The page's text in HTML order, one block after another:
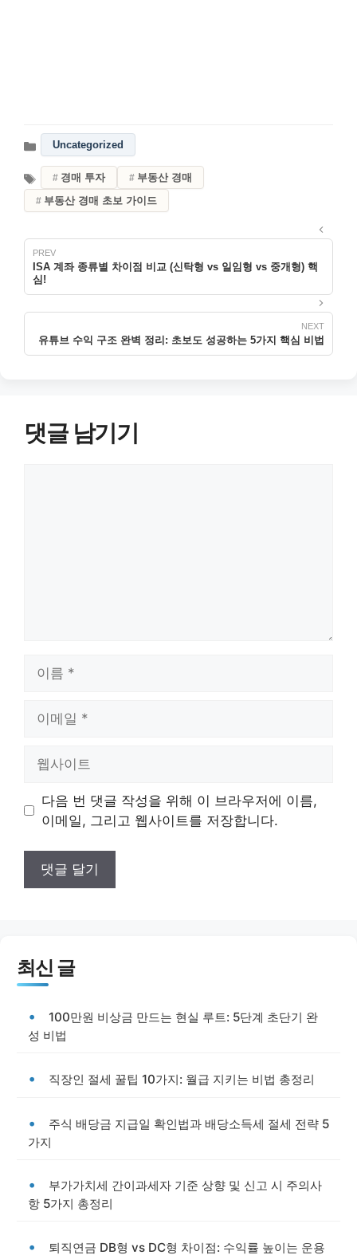
Uncategorized
경매 투자
부동산 경매
부동산 경매 초보 가이드
ISA 계좌 종류별 차이점 비교 (신탁형 vs 일임형 vs 중개형) 핵
심!
유튜브 수익 구조 완벽 정리: 초보도 성공하는 5가지 핵심 비법
댓글 남기기
트
다음 번 댓글 작성을 위해 이 브라우저에 이름,
이메일, 그리고 웹사이트를 저장합니다.
최신 글
100만원 비상금 만드는 현실 루트: 5단계 초단기 완
성 비법
직장인 절세 꿀팁 10가지: 월급 지키는 비법 총정리
주식 배당금 지급일 확인법과 배당소득세 절세 전략 5
가지
부가가치세 간이과세자 기준 상향 및 신고 시 주의사
항 5가지 총정리
퇴직연금 DB형 vs DC형 차이점: 수익률 높이는 운용